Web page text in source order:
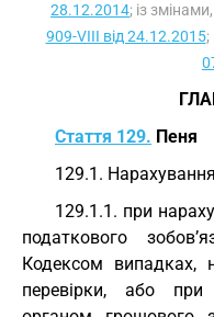
28.12.2014; із
909-VIII від 24.12.2015;
Стаття 129. Пеня
129.1.
129.1.1. при
податкового
Кодексом випадках,
перевірки, або при